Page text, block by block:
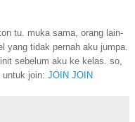
tu. muka sama, orang lain-
yang tidak pernah aku jumpa.
sebelum aku ke kelas. so,
join: JOIN JOIN